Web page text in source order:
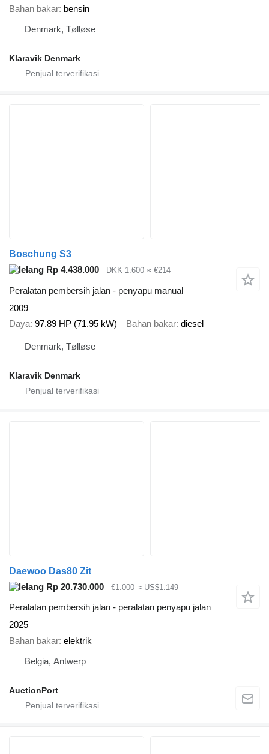
Bahan bakar bensin
Denmark, Tølløse
Klaravik Denmark
Boschung S3
Rp 4.438.000
DKK 1.600 ≈ €214
Peralatan pembersih jalan - penyapu manual
2009
Daya 97.89 HP (71.95 kW) Bahan bakar diesel
Denmark, Tølløse
Klaravik Denmark
Daewoo Das80 Zit
Rp 20.730.000
€1.000 ≈ US$1.149
Peralatan pembersih jalan - peralatan penyapu jalan
2025
Bahan bakar elektrik
Belgia, Antwerp
AuctionPort